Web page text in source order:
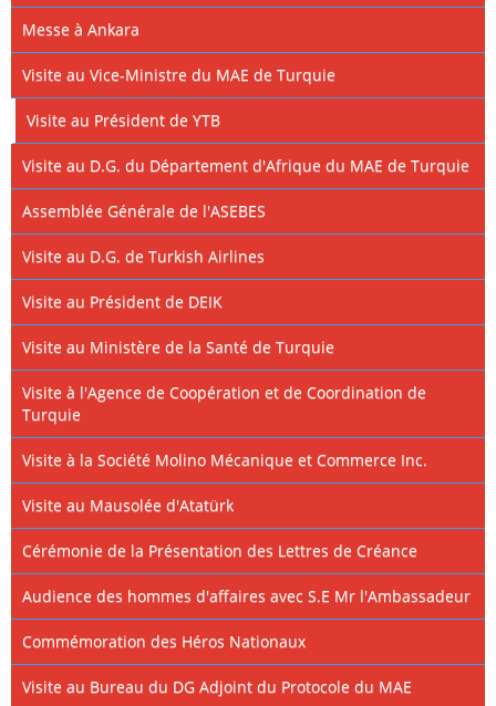
Messe à Ankara
Visite au Vice-Ministre du MAE de Turquie
Visite au Président de YTB
Visite au D.G. du Département d'Afrique du MAE de Turquie
Assemblée Générale de l'ASEBES
Visite au D.G. de Turkish Airlines
Visite au Président de DEIK
Visite au Ministère de la Santé de Turquie
Visite à l'Agence de Coopération et de Coordination de
Turquie
Visite à la Société Molino Mécanique et Commerce Inc.
Visite au Mausolée d'Atatürk
Cérémonie de la Présentation des Lettres de Créance
Audience des hommes d'affaires avec S.E Mr l'Ambassadeur
Commémoration des Héros Nationaux
Visite au Bureau du DG Adjoint du Protocole du MAE